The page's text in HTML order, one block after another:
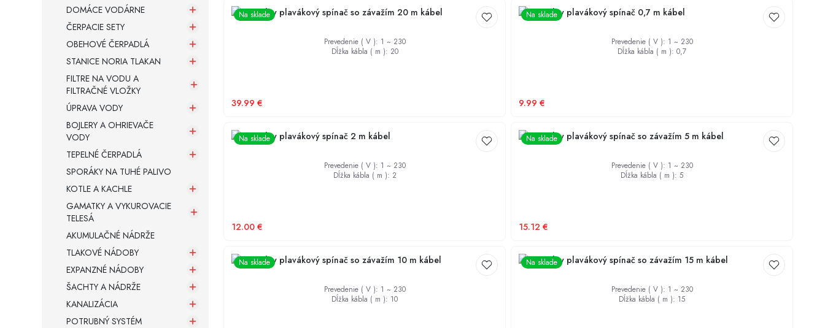
FREKVENČNÉ MENIČE
PRIEMYSELNÉ OBEHOVÉ ČERPADLÁ
Sacie koše a spätné klapky
Armatúry a spojovací materiál
DOMÁCE VODÁRNE
ČERPACIE SETY
OBEHOVÉ ČERPADLÁ
STANICE NORIA TLAKAN
FILTRE NA VODU A
FILTRAČNÉ VLOŽKY
ÚPRAVA VODY
BOJLERY A OHRIEVAČE
VODY
TEPELNÉ ČERPADLÁ
SPORÁKY NA TUHÉ PALIVO
KOTLE A KACHLE
GAMATKY A VYKUROVACIE
TELESÁ
AKUMULAČNÉ NÁDRŽE
TLAKOVÉ NÁDOBY
EXPANZNÉ NÁDOBY
ŠACHTY A NÁDRŽE
KANALIZÁCIA
POTRUBNÝ SYSTÉM
Na sklade
Univerzálny plavákový spínač so závažím 20 m kábel
Prevedenie ( V ): 1 ~ 230
Dĺžka kábla ( m ): 20
39.99 €
Na sklade
Univerzálny plavákový spínač 0,7 m kábel
Prevedenie ( V ): 1 ~ 230
Dĺžka kábla ( m ): 0,7
9.99 €
Na sklade
Univerzálny plavákový spínač 2 m kábel
Prevedenie ( V ): 1 ~ 230
Dĺžka kábla ( m ): 2
12.00 €
Na sklade
Univerzálny plavákový spínač so závažím 5 m kábel
Prevedenie ( V ): 1 ~ 230
Dĺžka kábla ( m ): 5
15.12 €
Na sklade
Univerzálny plavákový spínač so závažím 10 m kábel
Prevedenie ( V ): 1 ~ 230
Dĺžka kábla ( m ): 10
Na sklade
Univerzálny plavákový spínač so závažím 15 m kábel
Prevedenie ( V ): 1 ~ 230
Dĺžka kábla ( m ): 15